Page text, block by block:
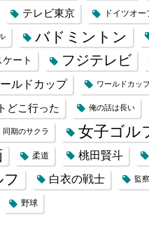
テレビ東京 ドイツオー
バドミントン
ート フジテレビ
ルドカップ ワールドカッ
どこ行った 俺の話は長い
同期のサクラ 女子ゴル
柔道 桃田賢斗
フ 白衣の戦士 監
野球